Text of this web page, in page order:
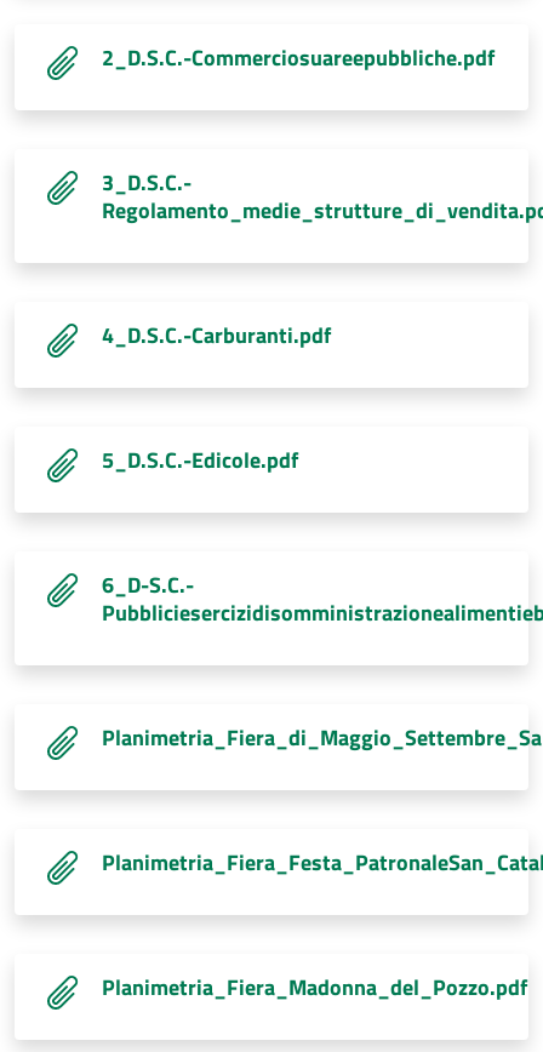
2_D.S.C.-Commerciosuareepubbliche.pdf
3_D.S.C.-
4_D.S.C.-Carburanti.pdf
5_D.S.C.-Edicole.pdf
6_D-S.C.-
Planimetria_Fiera_Madonna_del_Pozzo.pdf